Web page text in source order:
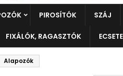
PIROSÍTÓK SZÁJ
FIXÁLÓK, RAGASZTÓK
Alapozók